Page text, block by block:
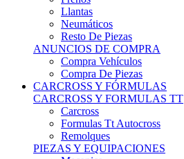
Llantas
Neumáticos
Resto De Piezas
ANUNCIOS DE COMPRA
Compra Vehículos
Compra De Piezas
CARCROSS Y FÓRMULAS
CARCROSS Y FORMULAS TT
Carcross
Formulas Tt Autocross
Remolques
PIEZAS Y EQUIPACIONES